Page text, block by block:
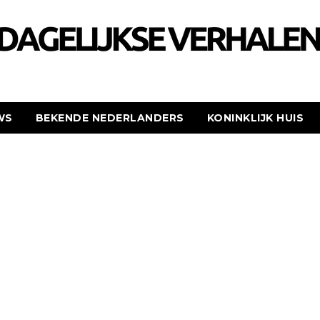
BEKENDE NEDERLANDERS KONINKLIJK HUIS